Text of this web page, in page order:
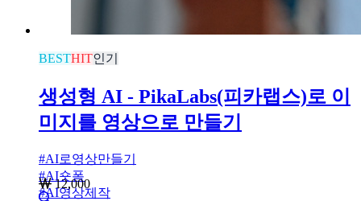
BESTHIT인기
생성형 AI - PikaLabs(피카랩스)로 이
미지를 영상으로 만들기
#AI로영상만들기
#AI숏폼
#AI영상제작
12,000